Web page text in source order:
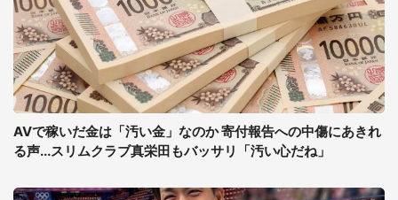
AVで稼いだ金は「汚い金」なのか 寄付報告への中傷にあきれ
る声...スリムクラブ真栄田もバッサリ「汚い心だね」